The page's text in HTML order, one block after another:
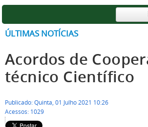
ÚLTIMAS NOTÍCIAS
Acordos de
técnico Científico
Publicado: Quinta, 01 Julho 2021 10:26
Acessos: 1029